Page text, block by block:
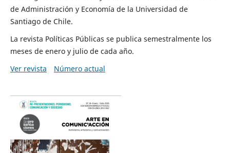
de Administración y Economía de la Universidad de
Santiago de Chile.
La revista Políticas Públicas se publica semestralmente los
meses de enero y julio de cada año.
Ver revista
Número actual